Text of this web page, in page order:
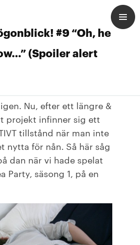
#9 “Oh, he
(Spoiler alert
Nu, efter ett längre &
projekt infinner sig ett
tillstånd när man inte
nytta för nån. Så här såg
dan när vi hade spelat
Party, säsong 1, på en